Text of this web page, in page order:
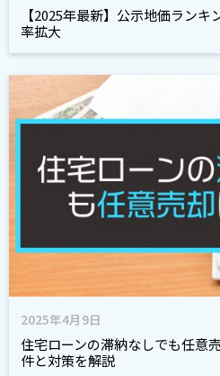
【2025年最新】公示地価ラン
率拡大
2025年4月9日
住宅ローンの滞納なしでも任意
件と対策を解説